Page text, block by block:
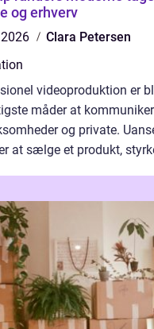
og erhverv
Clara Petersen
videoproduktion er
måder at
og private.
at sælge et produkt,